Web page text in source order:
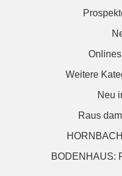
Weitere
Neu
Raus
BODENHAUS: